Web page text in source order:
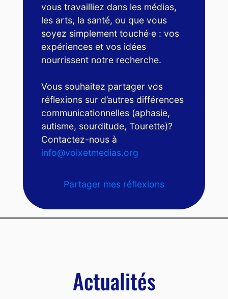
vous travailliez dans les médias,
les arts, la santé, ou que vous
soyez simplement touché·e : vos
expériences et vos idées
nourrissent notre recherche.
Vous souhaitez partager vos
réflexions sur d’autres différences
communicationnelles (aphasie,
autisme, sourditude, Tourette)?
Contactez-nous à
info@voixetmedias.org
Partager mes réflexions
Actualités